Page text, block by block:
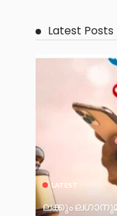
Latest Posts
LATEST
ലക്കും